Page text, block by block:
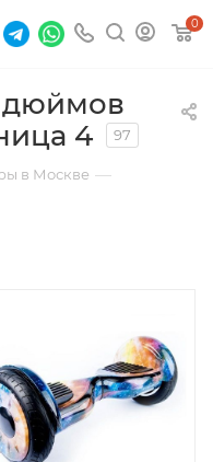
0
дюймов
4
97
в Москве —